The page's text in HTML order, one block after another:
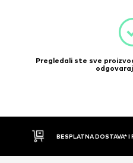
Pregledali ste sve
30 DANA PRAVO NA